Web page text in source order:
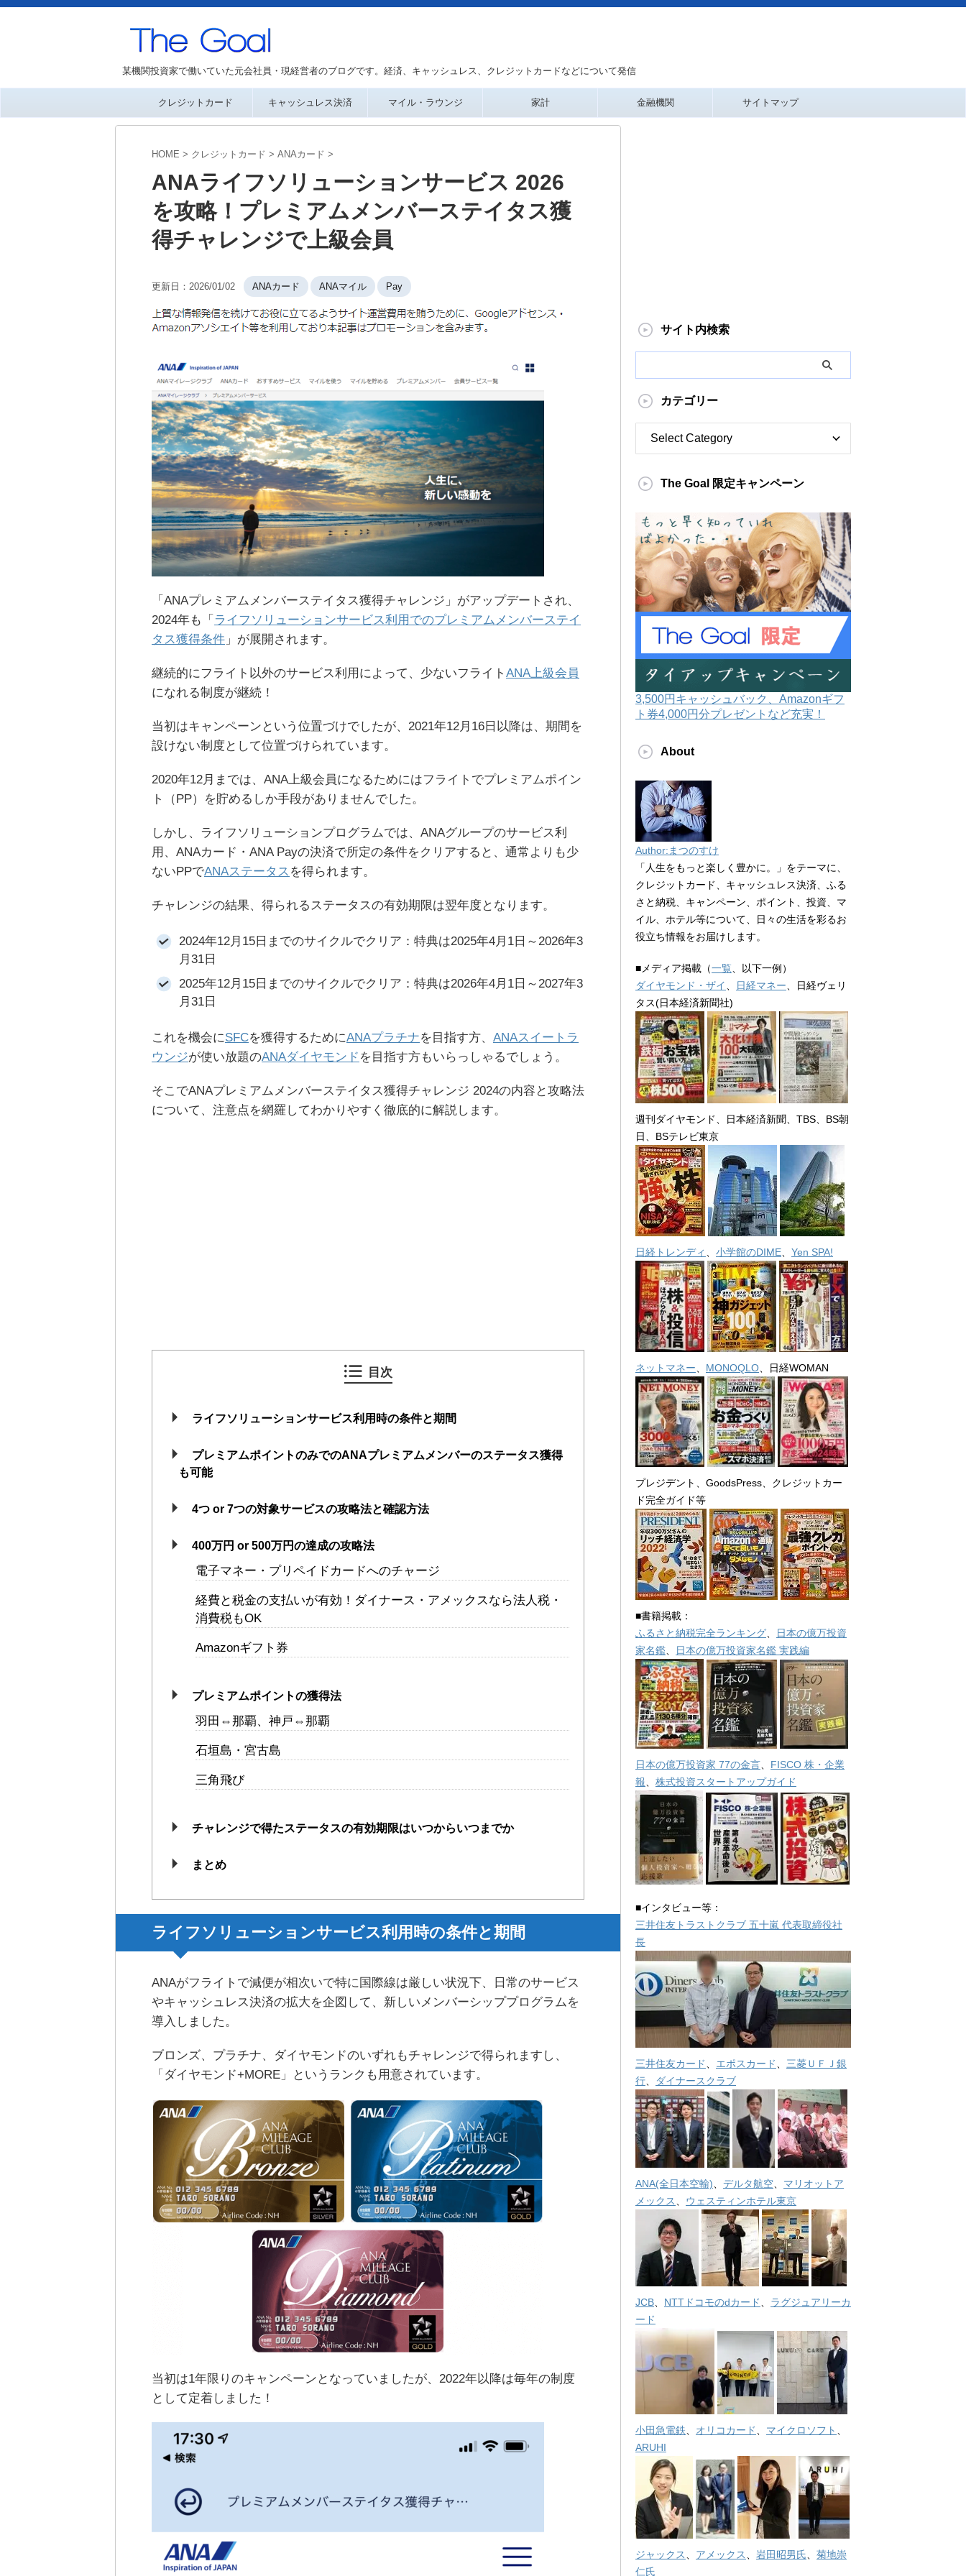
某機関投資家で働いていた元会社員・現経営者のブログです。経済、キャッシュレス、クレジットカードなどについて発信
クレジットカード キャッシュレス決済 マイル・ラウンジ 家計 金融機関 サイトマップ
HOME > クレジットカード > ANAカード >
ANAライフソリューションサービス 2026
を攻略！プレミアムメンバーステイタス獲
得チャレンジで上級会員
更新日： 2026/01/02 ANAカード ANAマイル Pay
「ANAプレミアムメンバーステイタス獲得チャレンジ」がアップデートされ、
2024年も「 ライフソリューションサービス利用でのプレミアムメンバーステイ
タス獲得条件 」が展開されます。
継続的にフライト以外のサービス利用によって、少ないフライト ANA上級会員
になれる制度が継続！
当初はキャンペーンという位置づけでしたが、2021年12月16日以降は、期間を
設けない制度として位置づけられています。
2020年12月までは、ANA上級会員になるためにはフライトでプレミアムポイン
ト（PP）を貯めるしか手段がありませんでした。
しかし、ライフソリューションプログラムでは、ANAグループのサービス利
用、ANAカード・ANA Payの決済で所定の条件をクリアすると、通常よりも少
ないPPでANAステータス を得られます。
チャレンジの結果、得られるステータスの有効期限は翌年度となります。
2024年12月15日までのサイクルでクリア：特典は2025年4月1日～2026年3
月31日
2025年12月15日までのサイクルでクリア：特典は2026年4月1日～2027年3
月31日
これを機会にSFCを獲得するためにANAプラチナを目指す方、 ANAスイートラ
ウンジが使い放題のANAダイヤモンド を目指す方もいらっしゃるでしょう。
そこでANAプレミアムメンバーステイタス獲得チャレンジ 2024の内容と攻略法
について、注意点を網羅してわかりやすく徹底的に解説します。
目次
ライフソリューションサービス利用時の条件と期間
プレミアムポイントのみでのANAプレミアムメンバーのステータス獲得
も可能
4つ or 7つの対象サービスの攻略法と確認方法
400万円 or 500万円の達成の攻略法
電子マネー・プリペイドカードへのチャージ
経費と税金の支払いが有効！ダイナース・アメックスなら法人税・
消費税もOK
Amazonギフト券
プレミアムポイントの獲得法
羽田⇔那覇、神戸⇔那覇
石垣島・宮古島
三角飛び
チャレンジで得たステータスの有効期限はいつからいつまでか
まとめ
ライフソリューションサービス利用時の条件と期間
ANAがフライトで減便が相次いで特に国際線は厳しい状況下、日常のサービス
やキャッシュレス決済の拡大を企図して、新しいメンバーシッププログラムを
導入しました。
ブロンズ、プラチナ、ダイヤモンドのいずれもチャレンジで得られますし、
「ダイヤモンド+MORE」というランクも用意されています。
当初は1年限りのキャンペーンとなっていましたが、2022年以降は毎年の制度
として定着しました！
サイト内検索
カテゴリー
The Goal 限定キャンペーン
3,500円キャッシュバック、Amazonギフ
ト券4,000円分プレゼントなど充実！
About
Author:まつのすけ
「人生をもっと楽しく豊かに。」をテーマに、
クレジットカード、キャッシュレス決済、ふる
さと納税、キャンペーン、ポイント、投資、マ
イル、ホテル等について、日々の生活を彩るお
役立ち情報をお届けします。
■メディア掲載（一覧 、以下一例）
ダイヤモンド・ザイ
日経マネー 、日経ヴェリ
タス(日本経済新聞社)
週刊ダイヤモンド、日本経済新聞、TBS、BS朝
日、BSテレビ東京
日経トレンディ 小学館のDIME Yen SPA!
ネットマネー MONOQLO 、日経WOMAN
プレジデント、GoodsPress、クレジットカー
ド完全ガイド等
■書籍掲載：
ふるさと納税完全ランキング、
日本の億万投資
家名鑑、 日本の億万投資家名鑑 実践編
日本の億万投資家 77の金言、 FISCO 株・企業
報、 株式投資スタートアップガイド
■インタビュー等：
三井住友トラストクラブ 五十嵐 代表取締役社
長
三井住友カード エポスカード
三菱ＵＦＪ銀
行
ダイナースクラブ
ANA(全日本空輸) デルタ航空
マリオットア
メックス
ウェスティンホテル東京
JCB NTTドコモのdカード
ラグジュアリーカ
ード
小田急電鉄 オリコカード マイクロソフト
ARUHI
ジャックス アメックス 岩田昭男氏
菊地崇
仁氏